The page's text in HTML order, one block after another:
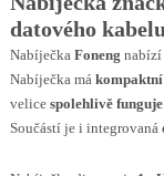
datového
Nabíječka Foneng nabízí
Nabíječka má
velicespolehlivě funguje
Součástí je i integrovaná